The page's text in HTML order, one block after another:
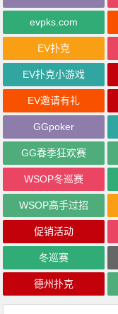
evpks.com
EV扑克
EV扑克小游戏
EV邀请有礼
GGpoker
GG春季狂欢赛
WSOP冬巡赛
WSOP高手过招
促销活动
冬巡赛
德州扑克